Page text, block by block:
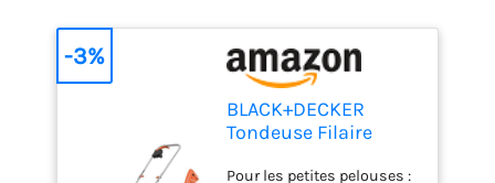
BLACK+DECKER
Tondeuse Filaire
Pour les petites pelouses :
-3%